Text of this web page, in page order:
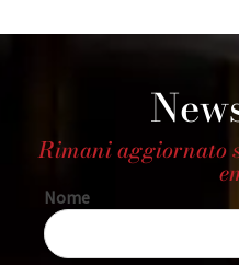
Rimani aggiornato